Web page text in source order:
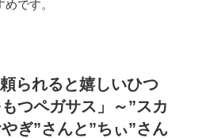
です。
られると嬉しいひつ
つペガサス」～”スカ
ぎ”さんと”ちぃ”さん